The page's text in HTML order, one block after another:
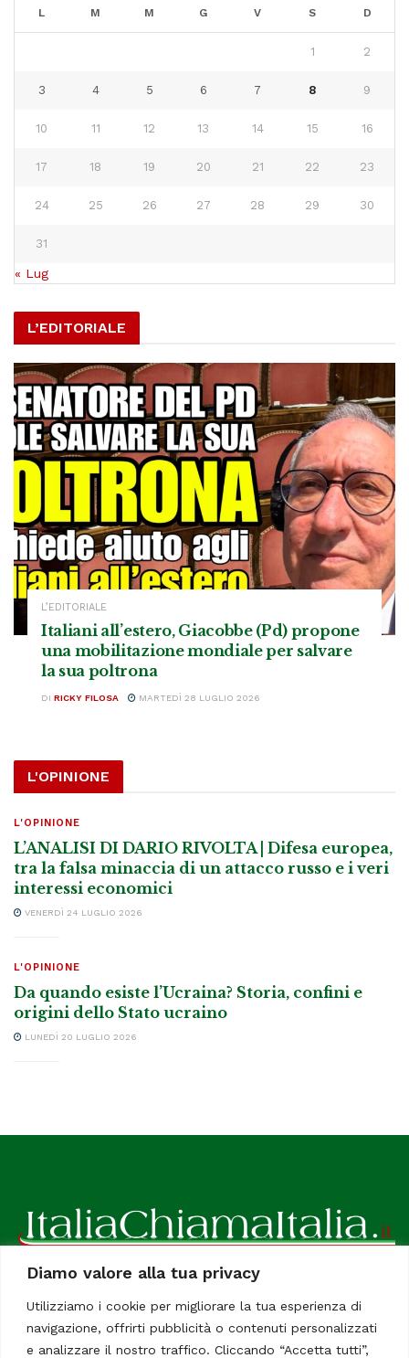
Diamo valore alla tua privacy
Utilizziamo i cookie per migliorare la tua esperienza di
navigazione, offrirti pubblicità o contenuti personalizzati
e analizzare il nostro traffico. Cliccando “Accetta tutti”,
L M M G V S D
1 2
3 4 5 6 7 8 9
10 11 12 13 14 15 16
17 18 19 20 21 22 23
24 25 26 27 28 29 30
31
« Lug
L’EDITORIALE
L’EDITORIALE
Italiani all’estero, Giacobbe (Pd) propone
una mobilitazione mondiale per salvare
la sua poltrona
DI RICKY FILOSA MARTEDÌ 28 LUGLIO 2026
L'OPINIONE
L'OPINIONE
L’ANALISI DI DARIO RIVOLTA | Difesa europea,
tra la falsa minaccia di un attacco russo e i veri
interessi economici
VENERDÌ 24 LUGLIO 2026
L'OPINIONE
Da quando esiste l’Ucraina? Storia, confini e
origini dello Stato ucraino
LUNEDÌ 20 LUGLIO 2026
ItaliaChiamaItalia, il TUO quotidiano online preferito.
Dedicato in particolare a tutti gli italiani residenti all'estero.
Tutti i diritti sono riservati. Quotidiano online indipendente